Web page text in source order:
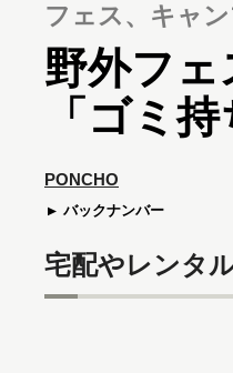
フェス、キャ
野外フ
「ゴミ
PONCHO
バックナンバー
宅配やレンタ